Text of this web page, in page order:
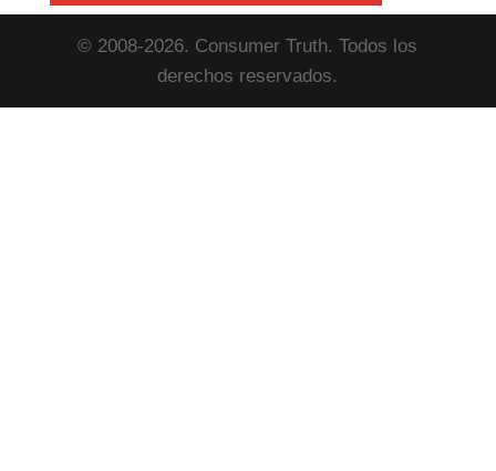
© 2008-2026. Consumer Truth. Todos los
derechos reservados.